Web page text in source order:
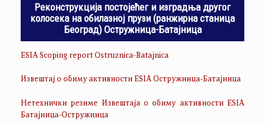
Реконструкција постојећег и изградња другог
колосека на обилазној прузи (ранжирна станица
Београд) Остружница-Батајница
ESIA Scoping report Ostruznica-Batajnica
Извештај о обиму активности ESIA Остружница-Батајница
Нетехнички резиме Извештаја о обиму активности ESIA
Батајница-Остружница